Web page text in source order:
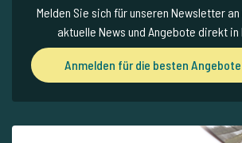
Melden Sie sich für unseren Newsletter
aktuelle News und Angebote direkt in
Anmelden für die besten